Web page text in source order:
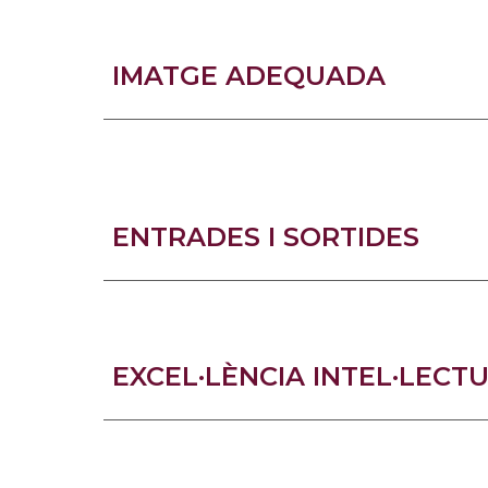
IMATGE ADEQUADA
ENTRADES I SORTIDES
EXCEL·LÈNCIA